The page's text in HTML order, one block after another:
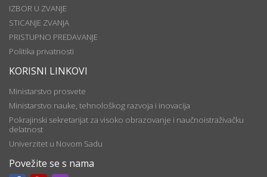
IZBOR U ZVANJE
STICANJE ZVANJA
PRISTUPNO PREDAVANJE
Politika privatnosti
KORISNI LINKOVI
Ministarstvo prosvete
Ministarstvo nauke, tehnološkog razvoja i inovacija
Pokrajinski sekretarijat za visoko obrazovanje i naučnoistraživačku
delatnost
Univerzitet u Novom Sadu
Povežite se s nama